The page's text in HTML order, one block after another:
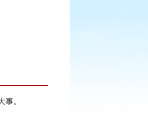
。